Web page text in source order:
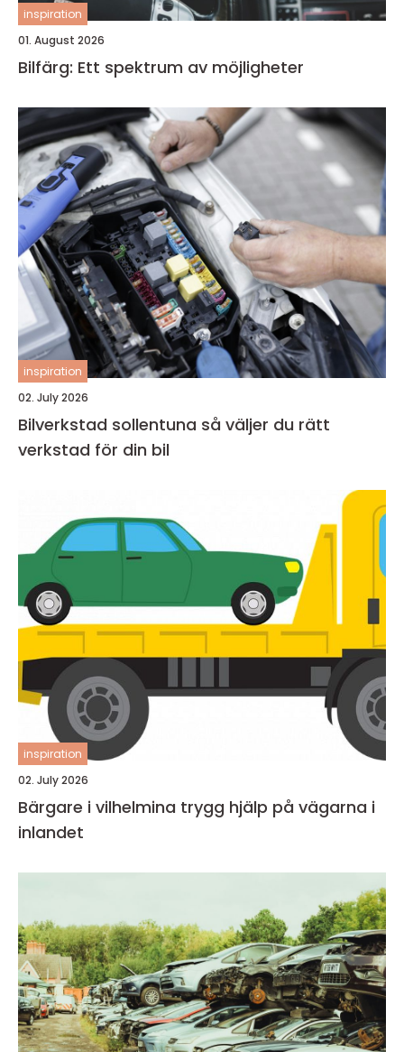
inspiration
01. August 2026
Bilfärg: Ett spektrum av möjligheter
inspiration
02. July 2026
Bilverkstad sollentuna så väljer du rätt
verkstad för din bil
inspiration
02. July 2026
Bärgare i vilhelmina trygg hjälp på vägarna i
inlandet